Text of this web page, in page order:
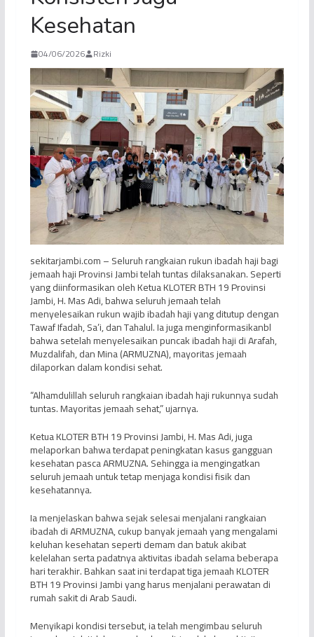
Kesehatan
04/06/2026 Rizki
sekitarjambi.com – Seluruh rangkaian rukun ibadah haji bagi
jemaah haji Provinsi Jambi telah tuntas dilaksanakan. Seperti
yang diinformasikan oleh Ketua KLOTER BTH 19 Provinsi
Jambi, H. Mas Adi, bahwa seluruh jemaah telah
menyelesaikan rukun wajib ibadah haji yang ditutup dengan
Tawaf Ifadah, Sa’i, dan Tahalul. Ia juga menginformasikanbl
bahwa setelah menyelesaikan puncak ibadah haji di Arafah,
Muzdalifah, dan Mina (ARMUZNA), mayoritas jemaah
dilaporkan dalam kondisi sehat.
“Alhamdulillah seluruh rangkaian ibadah haji rukunnya sudah
tuntas. Mayoritas jemaah sehat,” ujarnya.
Ketua KLOTER BTH 19 Provinsi Jambi, H. Mas Adi, juga
melaporkan bahwa terdapat peningkatan kasus gangguan
kesehatan pasca ARMUZNA. Sehingga ia mengingatkan
seluruh jemaah untuk tetap menjaga kondisi fisik dan
kesehatannya.
Ia menjelaskan bahwa sejak selesai menjalani rangkaian
ibadah di ARMUZNA, cukup banyak jemaah yang mengalami
keluhan kesehatan seperti demam dan batuk akibat
kelelahan serta padatnya aktivitas ibadah selama beberapa
hari terakhir. Bahkan saat ini terdapat tiga jemaah KLOTER
BTH 19 Provinsi Jambi yang harus menjalani perawatan di
rumah sakit di Arab Saudi.
Menyikapi kondisi tersebut, ia telah mengimbau seluruh